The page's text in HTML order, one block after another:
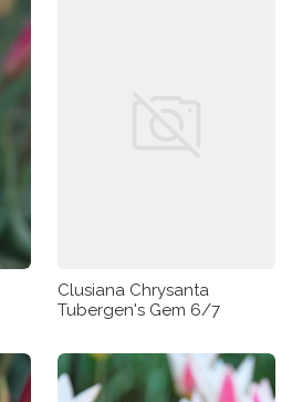
Clusiana Chrysanta
Tubergen's Gem 6/7